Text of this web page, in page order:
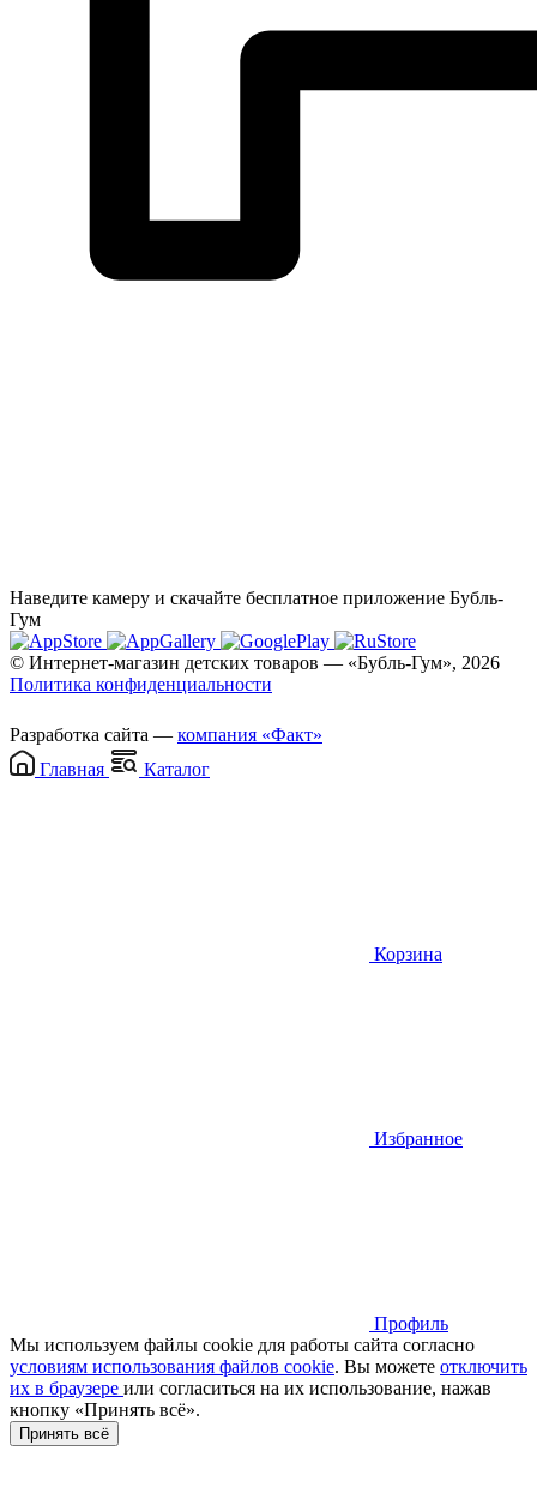
Наведите камеру и скачайте бесплатное приложение Бубль-
Гум
© Интернет-магазин детских товаров — «Бубль-Гум», 2026
Политика конфиденциальности
Разработка сайта — компания «Факт»
Главная
Каталог
Корзина
Избранное
Профиль
Мы используем файлы cookie для работы сайта согласно
условиям использования файлов cookie. Вы можете отключить
их в браузере или cогласиться на их использование, нажав
кнопку «Принять всё».
Принять всё